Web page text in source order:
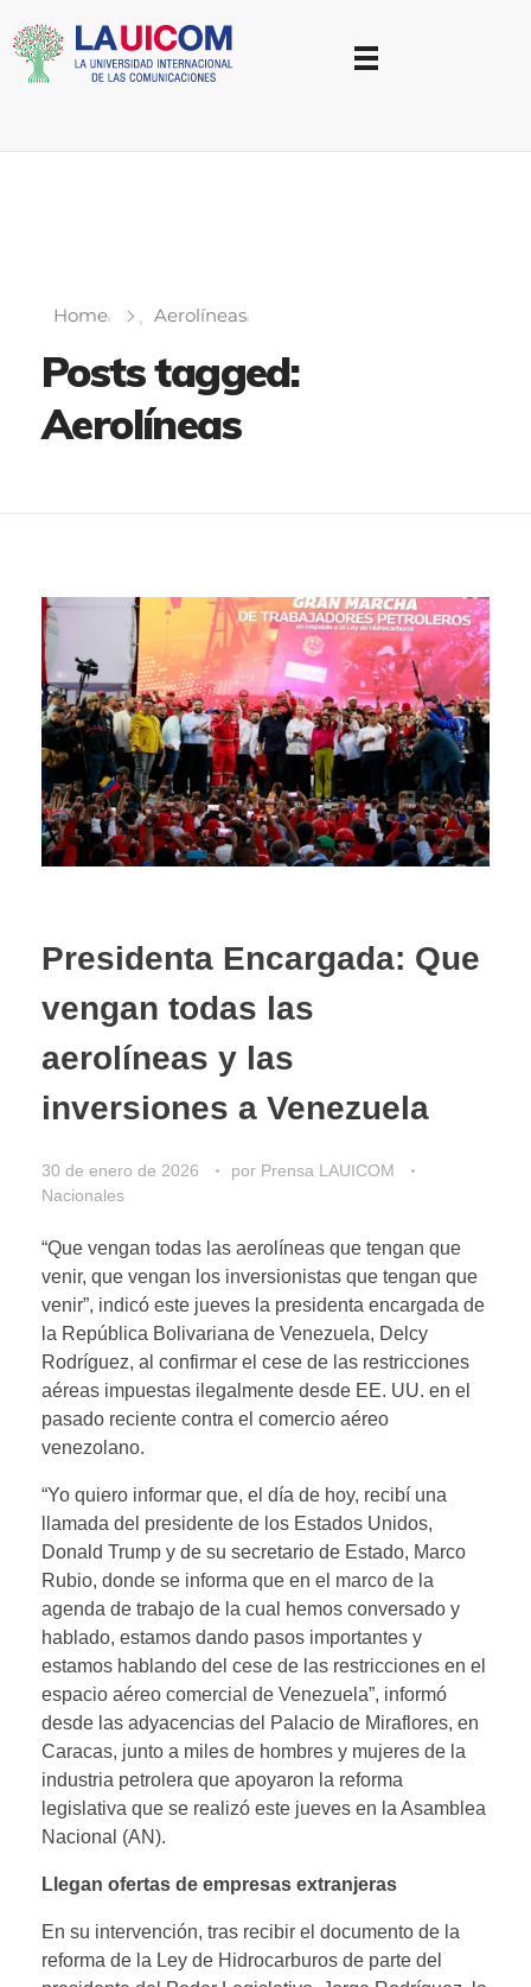
Home Aerolíneas
Posts tagged:
Aerolíneas
Presidenta Encargada: Que
vengan todas las
aerolíneas y las
inversiones a Venezuela
30 de enero de 2026 por Prensa LAUICOM
Nacionales
“Que vengan todas las aerolíneas que tengan que
venir, que vengan los inversionistas que tengan que
venir”, indicó este jueves la presidenta encargada de
la República Bolivariana de Venezuela, Delcy
Rodríguez, al confirmar el cese de las restricciones
aéreas impuestas ilegalmente desde EE. UU. en el
pasado reciente contra el comercio aéreo
venezolano.
“Yo quiero informar que, el día de hoy, recibí una
llamada del presidente de los Estados Unidos,
Donald Trump y de su secretario de Estado, Marco
Rubio, donde se informa que en el marco de la
agenda de trabajo de la cual hemos conversado y
hablado, estamos dando pasos importantes y
estamos hablando del cese de las restricciones en el
espacio aéreo comercial de Venezuela”, informó
desde las adyacencias del Palacio de Miraflores, en
Caracas, junto a miles de hombres y mujeres de la
industria petrolera que apoyaron la reforma
legislativa que se realizó este jueves en la Asamblea
Nacional (AN).
Llegan ofertas de empresas extranjeras
En su intervención, tras recibir el documento de la
reforma de la Ley de Hidrocarburos de parte del